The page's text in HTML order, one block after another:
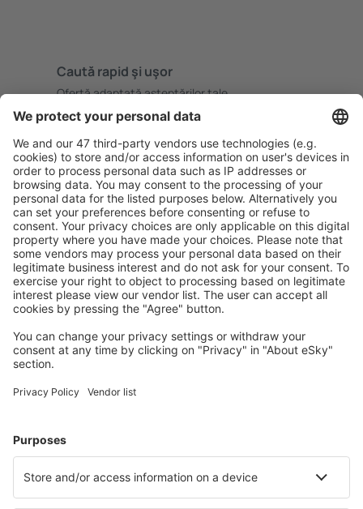
Caută rapid şi uşor
Ofertă adaptată aşteptărilor tale.
Planifică ȋn siguranţă
Rezervare fără griji cu opțiune gratuită de anulare.
Economiseşte mai mult
Prețuri atractive și oferte speciale pentru utilizatorii
conectați.
Cazarea preferată
Alege din peste 1,3 mil. de opţiuni: hoteluri, cabane,
Cele mai căutate hoteluri de către utilizatorii eSky
Hoteluri în Le Cap d`Agde
Hoteluri în Cannes Hoteluri în Frejus Hoteluri în Nisa